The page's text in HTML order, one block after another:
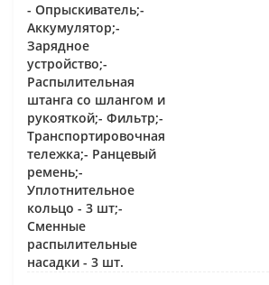
- Опрыскиватель;-
Аккумулятор;-
Зарядное
устройство;-
Распылительная
штанга со шлангом и
рукояткой;- Фильтр;-
Транспортировочная
тележка;- Ранцевый
ремень;-
Уплотнительное
кольцо - 3 шт;-
Сменные
распылительные
насадки - 3 шт.